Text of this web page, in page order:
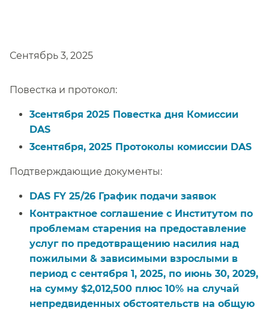
Сентябрь 3, 2025​​
Повестка и протокол:​​
3сентября 2025 Повестка дня Комиссии
DAS​​
3сентября, 2025 Протоколы комиссии DAS​​
Подтверждающие документы:​​
DAS FY 25/26 График подачи заявок​​
Контрактное соглашение с Институтом по
проблемам старения на предоставление
услуг по предотвращению насилия над
пожилыми & зависимыми взрослыми в
период с сентября 1, 2025, по июнь 30, 2029,
на сумму $2,012,500 плюс 10% на случай
непредвиденных обстоятельств на общую